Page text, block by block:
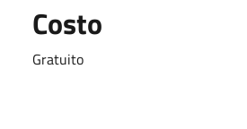
Costo
Gratuito